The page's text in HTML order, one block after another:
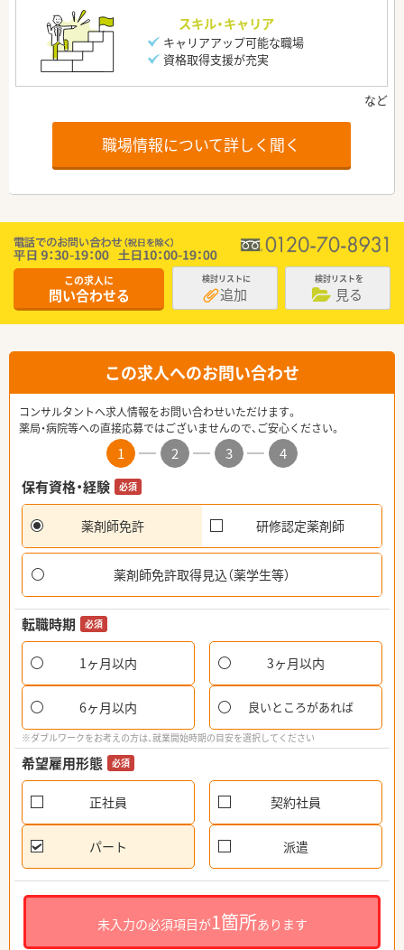
スキル・キャリア
キャリアアップ可能な職場
資格取得支援が充実
職場情報について詳しく聞く
この求人に
問い合わせる
検討リストに
追加
検討リストを
見る
この求人へのお問い合わせ
コンサルタントへ求人情報をお問い合わせいただけます。
薬局・病院等への直接応募ではございませんので、ご安心ください。
1 2 3
4
保有資格・経験
必須
薬剤師免許 研修認定薬剤師
薬剤師免許取得見込（薬学生等）
転職時期 必須
1ヶ月以内 3ヶ月以内
6ヶ月以内 良いところがあれば
※ダブルワークをお考えの方は、就業開始時期の目安を選択してください
希望雇用形態 必須
正社員 契約社員
パート 派遣
未入力の必須項目が1箇所あります